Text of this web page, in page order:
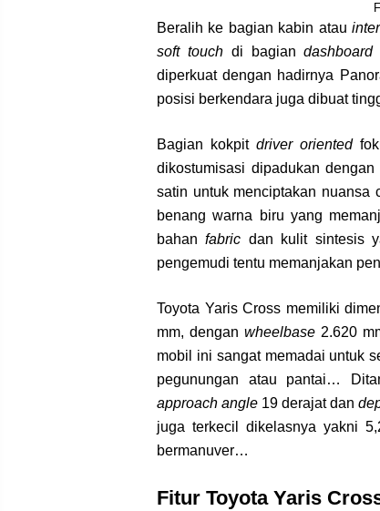
Beralih ke bagian kabin atau
soft touchdi bagiandashboard
diperkuat dengan hadirnya
posisi berkendara juga dibuat
Bagian kokpit driver oriented
dikostumisasi dipadukan dengan
satin untuk menciptakan
benang warna biru yang
bahanfabric dan kulit sintesis
pengemudi tentu memanjakan
Toyota Yaris Cross memiliki
mm, denganwheelbase 2.620
mobil ini sangat memadai untuk
pegunungan atau pantai…
approach angle 19 derajat dan
juga terkecil dikelasnya yakni
bermanuver…
Fitur Toyota Yaris